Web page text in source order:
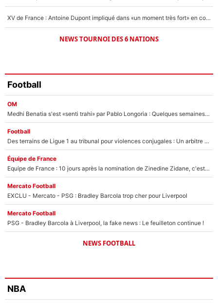
XV de France : Antoine Dupont impliqué dans «un moment très fort» en coulisses
NEWS TOURNOI DES 6 NATIONS
Football
OM
Medhi Benatia s'est «senti trahi» par Pablo Longoria : Quelques semaines après son départ, l'ancien directeur de football de l'OM règle ses comptes
Football
Des terrains de Ligue 1 au tribunal pour violences conjugales : Un arbitre français encourt une peine de 18 mois de prison !
Équipe de France
Equipe de France : 10 jours après la nomination de Zinedine Zidane, c'est au tour de son fils de prendre un nouveau départ !
Mercato Football
EXCLU - Mercato - PSG : Bradley Barcola trop cher pour Liverpool
Mercato Football
PSG - Bradley Barcola à Liverpool, la fake news : Le feuilleton continue !
NEWS FOOTBALL
NBA